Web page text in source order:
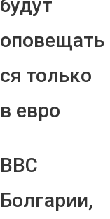
будут
оповещать
ся только
в евро
ВВС
Болгарии,